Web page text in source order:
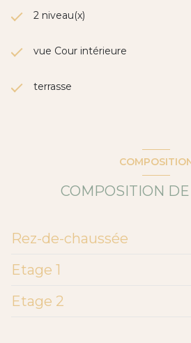
2 niveau(x)
vue Cour intérieure
terrasse
COMPOSITION
Rez-de-chaussée
HALL
chambre
Etage 1
terrasse
Etage 2